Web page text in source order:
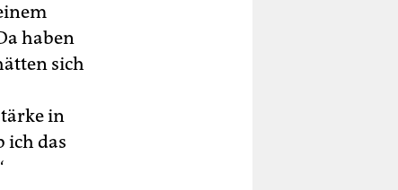
haben
sich
in
ich das